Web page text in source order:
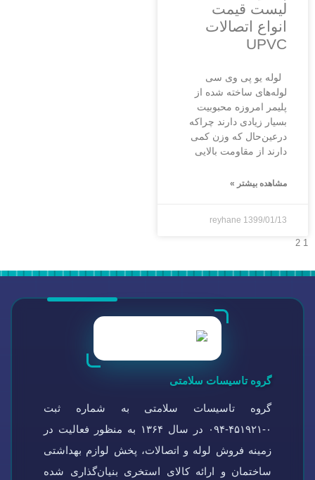
لیست قیمت
انواع اتصالات
UPVC
لوله یو پی وی سی
لوله‌های ساخته شده از
پلیمر امروزه محبوبیت
بسیار زیادی دارند چراکه
درعین‌حال که وزن کمی
دارند از مقاومت بالایی
مشاهده بیشتر »
reyhane 1399/01/13
1
2
گروه تاسیسات سلامتی
گروه تاسیسات سلامتی به شماره ثبت
۰-۴۵۱۹۲۱-۰۹۴ در سال ۱۳۶۴ به منظور فعالیت در
زمینه فروش لوله و اتصالات، پخش لوازم بهداشتی
ساختمان و ارائه کالای استخری بنیان‌گذاری شده